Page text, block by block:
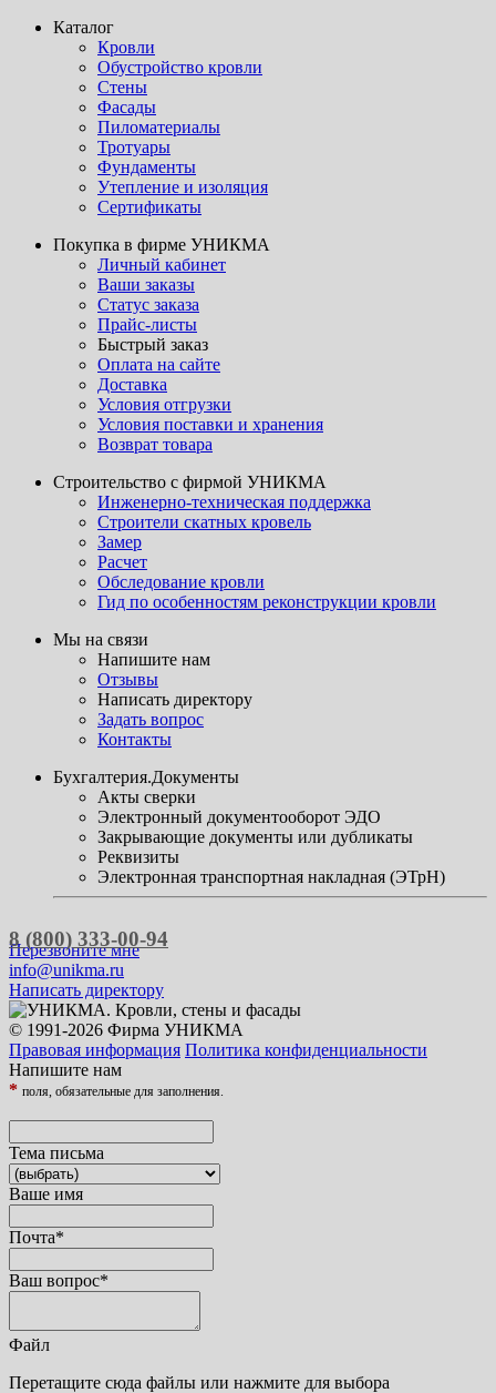
Каталог
Кровли
Обустройство кровли
Стены
Фасады
Пиломатериалы
Тротуары
Фундаменты
Утепление и изоляция
Сертификаты
Покупка в фирме УНИКМА
Личный кабинет
Ваши заказы
Статус заказа
Прайс-листы
Быстрый заказ
Оплата на сайте
Доставка
Условия отгрузки
Условия поставки и хранения
Возврат товара
Строительство с фирмой УНИКМА
Инженерно-техническая поддержка
Строители скатных кровель
Замер
Расчет
Обследование кровли
Гид по особенностям реконструкции кровли
Мы на связи
Напишите нам
Отзывы
Написать директору
Задать вопрос
Контакты
Бухгалтерия.Документы
Акты сверки
Электронный документооборот ЭДО
Закрывающие документы или дубликаты
Реквизиты
Электронная транспортная накладная (ЭТрН)
8 (800) 333-00-94
Перезвоните мне
info@unikma.ru
Написать директору
© 1991-2026 Фирма УНИКМА
Правовая информация Политика конфиденциальности
Напишите нам
* поля, обязательные для заполнения.
Тема письма
Ваше имя
Почта*
Ваш вопрос*
Файл
Перетащите сюда файлы или нажмите для выбора